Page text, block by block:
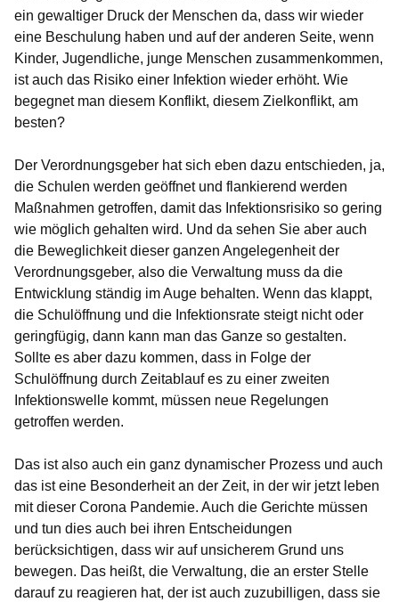
ein gewaltiger Druck der Menschen da, dass wir wieder
eine Beschulung haben und auf der anderen Seite, wenn
Kinder, Jugendliche, junge Menschen zusammenkommen,
ist auch das Risiko einer Infektion wieder erhöht. Wie
begegnet man diesem Konflikt, diesem Zielkonflikt, am
besten?
Der Verordnungsgeber hat sich eben dazu entschieden, ja,
die Schulen werden geöffnet und flankierend werden
Maßnahmen getroffen, damit das Infektionsrisiko so gering
wie möglich gehalten wird. Und da sehen Sie aber auch
die Beweglichkeit dieser ganzen Angelegenheit der
Verordnungsgeber, also die Verwaltung muss da die
Entwicklung ständig im Auge behalten. Wenn das klappt,
die Schulöffnung und die Infektionsrate steigt nicht oder
geringfügig, dann kann man das Ganze so gestalten.
Sollte es aber dazu kommen, dass in Folge der
Schulöffnung durch Zeitablauf es zu einer zweiten
Infektionswelle kommt, müssen neue Regelungen
getroffen werden.
Das ist also auch ein ganz dynamischer Prozess und auch
das ist eine Besonderheit an der Zeit, in der wir jetzt leben
mit dieser Corona Pandemie. Auch die Gerichte müssen
und tun dies auch bei ihren Entscheidungen
berücksichtigen, dass wir auf unsicherem Grund uns
bewegen. Das heißt, die Verwaltung, die an erster Stelle
darauf zu reagieren hat, der ist auch zuzubilligen, dass sie